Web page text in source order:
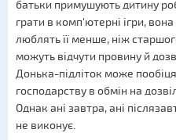
батьки примушують дитину
грати в комп'ютерні ігри,
люблять її менше, ніж
можуть відчути провину й
Донька-підліток може
господарству в обмін на
Однак ані завтра, ані
не виконує.